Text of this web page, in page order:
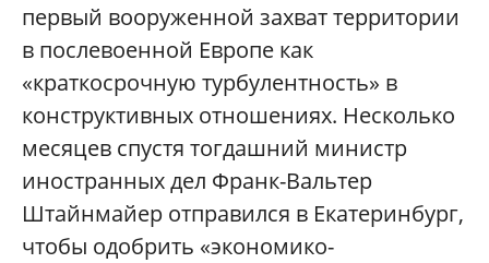
первый вооруженной захват территории
в послевоенной Европе как
«краткосрочную турбулентность» в
конструктивных отношениях. Несколько
месяцев спустя тогдашний министр
иностранных дел Франк-Вальтер
Штайнмайер отправился в Екатеринбург,
чтобы одобрить «экономико-